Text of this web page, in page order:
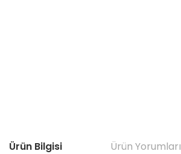
Ürün Bilgisi Ürün Yorumları